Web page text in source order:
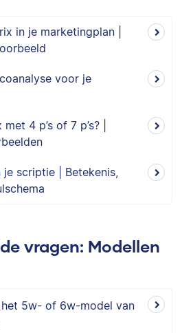
in je marketingplan |
voor je
4 p’s of 7 p’s? |
je scriptie | Betekenis,
vragen: Modellen
5w- of 6w-model van